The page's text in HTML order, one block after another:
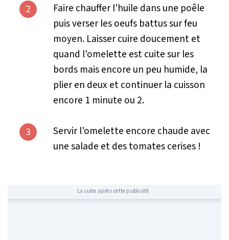
2
Faire chauffer l'huile dans une poêle
puis verser les oeufs battus sur feu
moyen. Laisser cuire doucement et
quand l'omelette est cuite sur les
bords mais encore un peu humide, la
plier en deux et continuer la cuisson
encore 1 minute ou 2.
3
Servir l'omelette encore chaude avec
une salade et des tomates cerises !
La suite après cette publicité